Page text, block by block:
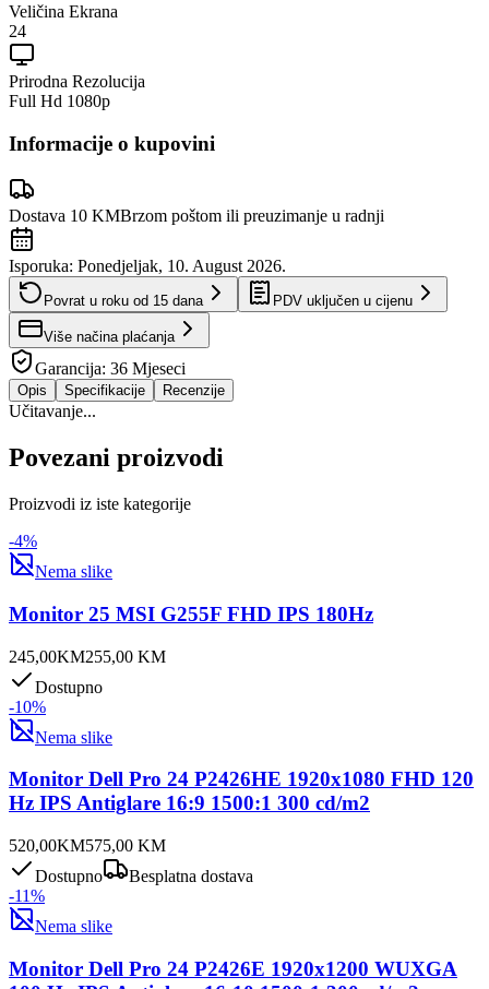
Veličina Ekrana
24
Prirodna Rezolucija
Full Hd 1080p
Informacije o kupovini
Dostava 10 KMBrzom poštom ili preuzimanje u radnji
Isporuka: Ponedjeljak, 10. August 2026.
Povrat u roku od 15 dana PDV uključen u cijenu
Više načina plaćanja
Garancija: 36 Mjeseci
Opis Specifikacije Recenzije
Učitavanje...
Povezani proizvodi
Proizvodi iz iste kategorije
-4%
Nema slike
Monitor 25 MSI G255F FHD IPS 180Hz
245,00KM255,00 KM
Dostupno
-10%
Nema slike
Monitor Dell Pro 24 P2426HE 1920x1080 FHD 120
Hz IPS Antiglare 16:9 1500:1 300 cd/m2
520,00KM575,00 KM
Dostupno
Besplatna dostava
-11%
Nema slike
Monitor Dell Pro 24 P2426E 1920x1200 WUXGA